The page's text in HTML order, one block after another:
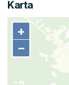
Karta
+
−
+
−